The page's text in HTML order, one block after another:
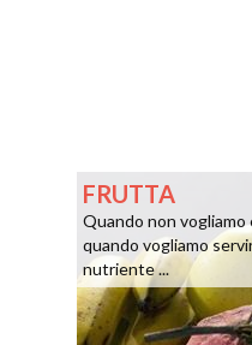
FRUTTA
Quando non vogliamo
quando vogliamo
nutriente ...